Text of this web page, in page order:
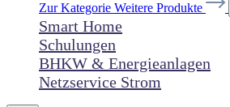
Zur Kategorie Weitere Produkte
Smart Home
Schulungen
BHKW & Energieanlagen
Netzservice Strom